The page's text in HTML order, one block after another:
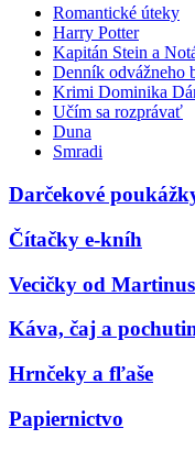
Romantické úteky
Harry Potter
Kapitán Stein a
Denník odvážneho
Krimi Dominika
Učím sa rozprávať
Duna
Smradi
Darčekové
Čítačky e-kníh
Vecičky od
Káva, čaj a
Hrnčeky a fľaše
Papiernictvo